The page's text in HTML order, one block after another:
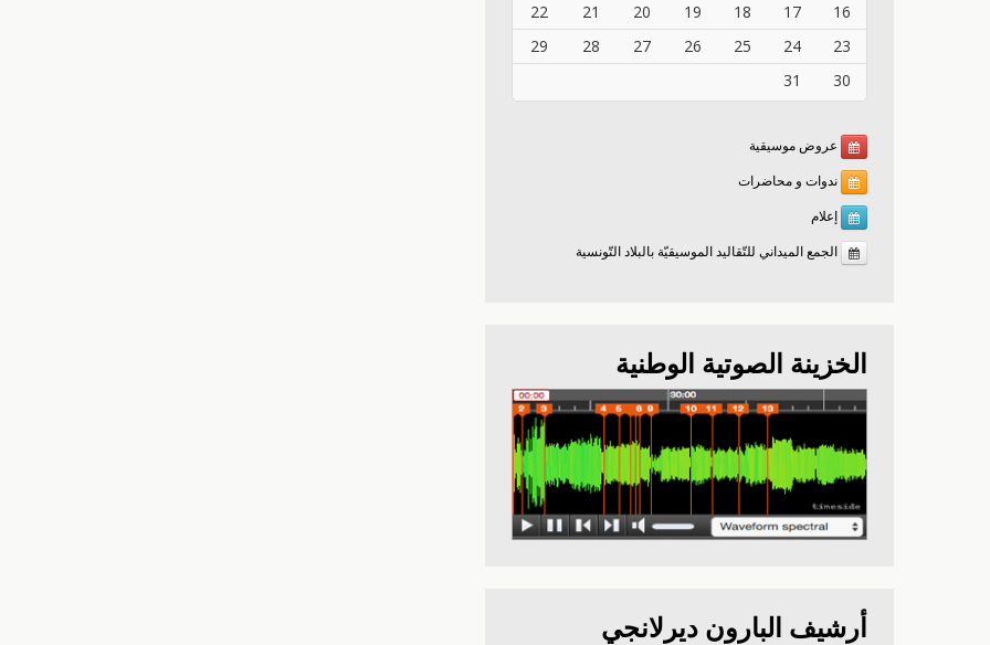
16
17
18
19
20
21
22
23
24
25
26
27
28
29
30
31
عروض موسيقية
ندوات و محاضرات
إعلام
الجمع الميداني للتّقاليد الموسيقيّة بالبلاد التّونسية
الخزينة الصوتية الوطنية
أرشيف البارون ديرلانجي